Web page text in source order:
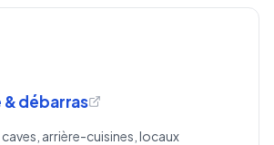
& débarras
arrière-cuisines, locaux